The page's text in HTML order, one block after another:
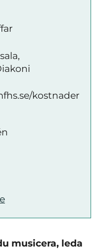
kostnader
musicera, leda